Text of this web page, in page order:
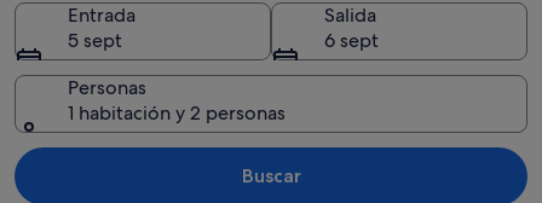
Ruinas de piedra antigua con
Entrada
5 sept
Salida
6 sept
Personas
1 habitación y 2 personas
Buscar